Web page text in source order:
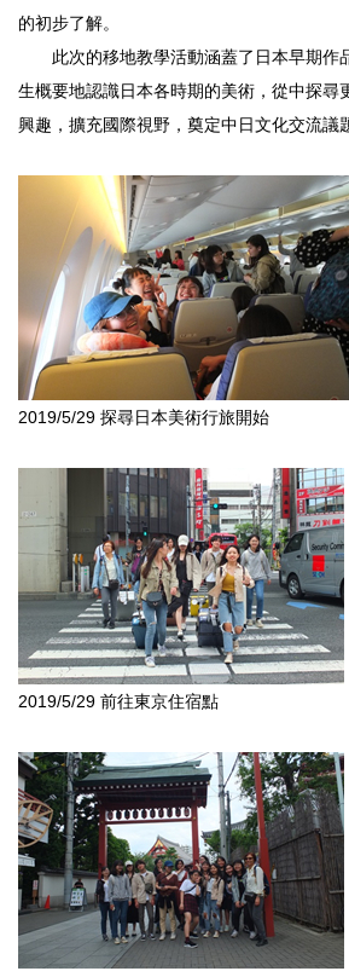
的初步了解。
此次的移地教學活動涵蓋了日本早期作
生概要地認識日本各時期的美術，從中探尋
興趣，擴充國際視野，奠定中日文化交流議
2019/5/29 探尋日本美術行旅開始
2019/5/29 前往東京住宿點